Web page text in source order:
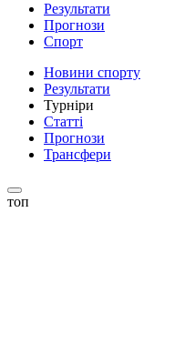
Результати
Прогнози
Спорт
Новини спорту
Результати
Турніри
Статті
Прогнози
Трансфери
топ